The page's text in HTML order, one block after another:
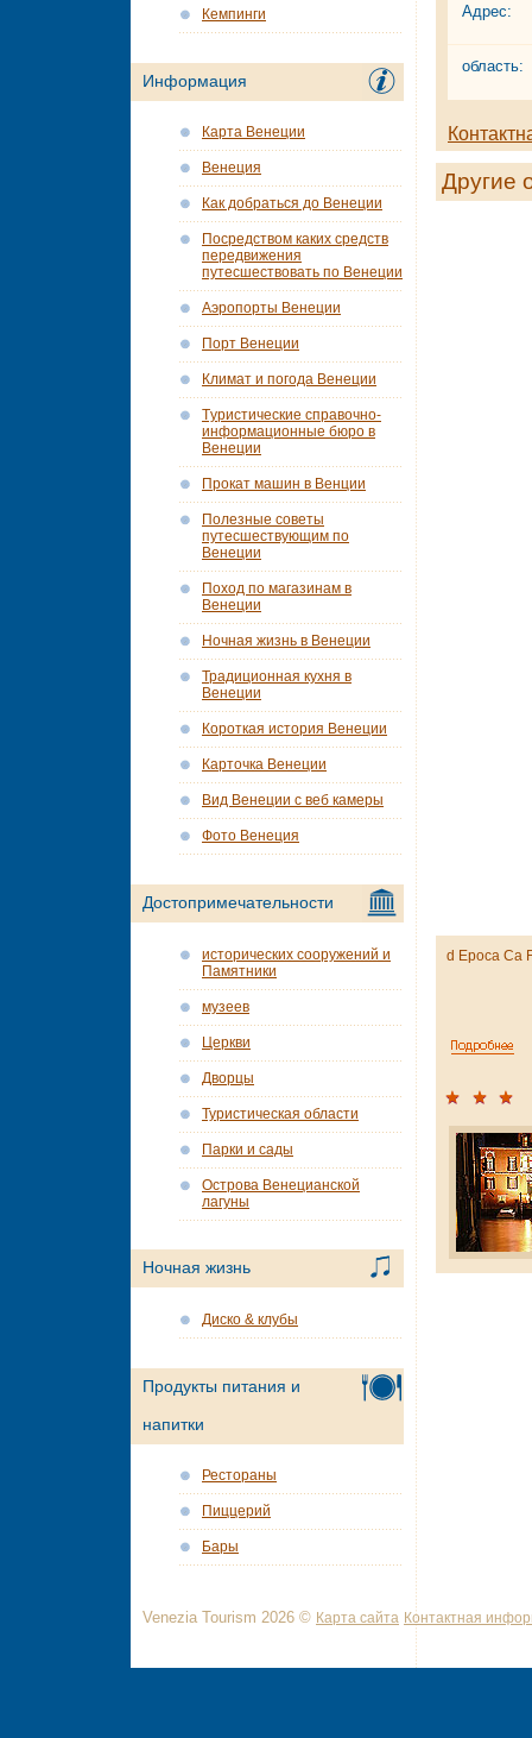
Адрес:
область:
Другие
d Epoca Ca
Кемпинги
Информация
Карта Венеции
Венеция
Как добраться до Венеции
Посредством каких средств
передвижения
путесшествовать по Венеции
Аэропорты Венеции
Порт Венеции
Климат и погода Венеции
Tуристические справочно-
информационные бюро в
Венеции
Прокат машин в Венции
Полезные советы
путесшествующим по
Венеции
Поход по магазинам в
Венеции
Ночная жизнь в Венеции
Традиционная кухня в
Венеции
Короткая история Венеции
Карточка Венеции
Вид Венеции с веб камеры
Фото Венеция
Достопримечательности
исторических сооружений и
Памятники
музеев
Церкви
Дворцы
Туристическая области
Парки и сады
Острова Венецианской
лагуны
Ночная жизнь
Диско & клубы
Продукты питания и
напитки
Рестораны
Пиццерий
Бары
Venezia Tourism 2026 © Карта сайта Контактная